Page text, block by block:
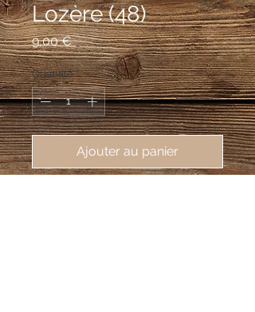
Lozère (48)
9,00 €Prix
Quantité *
Ajouter au panier